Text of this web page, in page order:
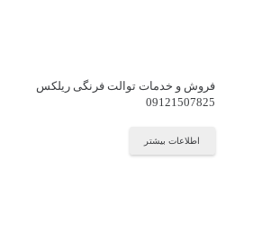
فروش و خدمات توالت فرنگی ریلکس
09121507825
اطلاعات بیشتر